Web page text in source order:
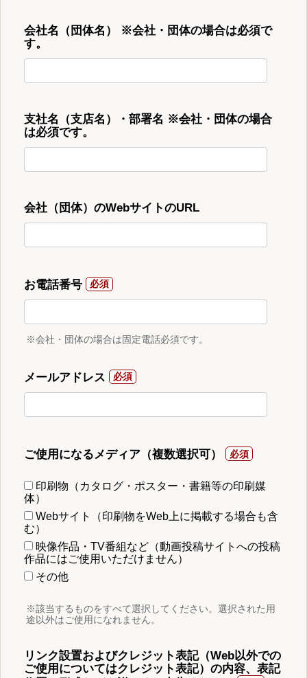
会社名（団体名） ※会社・団体の場合は必須で
す。
支社名（支店名）・部署名 ※会社・団体の場合
は必須です。
会社（団体）のWebサイトのURL
お電話番号
※会社・団体の場合は固定電話必須です。
メールアドレス
ご使用になるメディア（複数選択可）
印刷物（カタログ・ポスター・書籍等の印刷媒
体）
Webサイト（印刷物をWeb上に掲載する場合も含
む）
映像作品・TV番組など（動画投稿サイトへの投稿
作品にはご使用いただけません）
その他
※該当するものをすべて選択してください。選択された用
途以外はご使用になれません。
リンク設置およびクレジット表記（Web以外での
ご使用についてはクレジット表記）の内容、表記